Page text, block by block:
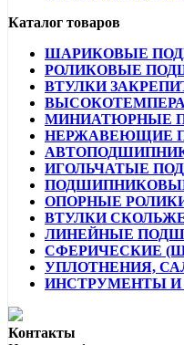
Каталог товаров
ШАРИКОВЫЕ
РОЛИКОВЫЕ
ВТУЛКИ
МИНИАТЮРНЫЕ
НЕРЖАВЕЮЩИЕ
ИГОЛЬЧАТЫЕ
ОПОРНЫЕ
ВТУЛКИ
ЛИНЕЙНЫЕ
СФЕРИЧЕСКИЕ
УПЛОТНЕНИЯ,
ИНСТРУМЕНТЫ
Контакты